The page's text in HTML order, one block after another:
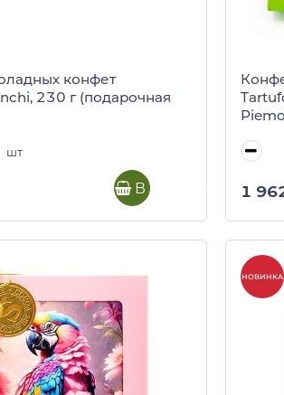
конфет
230 г (подарочная
шт
В корзину 1
НОВИНКА